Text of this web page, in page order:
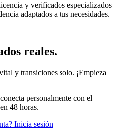
y verificados especializados
adaptados a tus necesidades.
reales.
y transiciones solo. ¡Empieza
personalmente con el
48 horas.
Inicia sesión